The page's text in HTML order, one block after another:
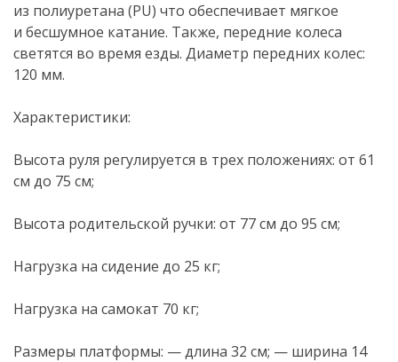
из полиуретана (PU) что обеспечивает мягкое
и бесшумное катание. Также, передние колеса
светятся во время езды. Диаметр передних колес:
120 мм.
Характеристики:
Высота руля регулируется в трех положениях: от 61
см до 75 см;
Высота родительской ручки: от 77 см до 95 см;
Нагрузка на сидение до 25 кг;
Нагрузка на самокат 70 кг;
Размеры платформы: — длина 32 см; — ширина 14